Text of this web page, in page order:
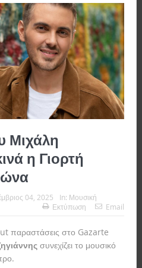
Μιχάλη
η Γιορτή
04, 2025 In: Μουσική
Εκτύπωση
Email
παραστάσεις στο Gazarte
συνεχίζει το μουσικό